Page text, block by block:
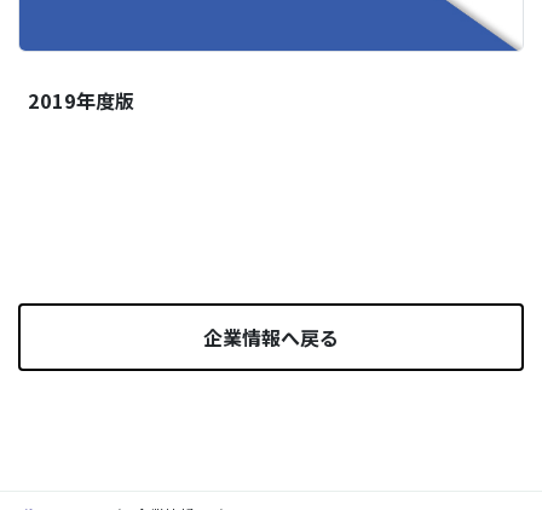
2019年度版
企業情報へ戻る